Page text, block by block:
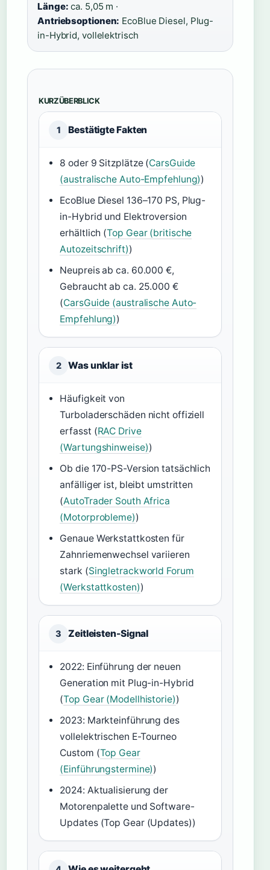
Länge: ca. 5,05 m ·
Antriebsoptionen: EcoBlue Diesel, Plug-
in-Hybrid, vollelektrisch
KURZÜBERBLICK
1 Bestätigte Fakten
8 oder 9 Sitzplätze (CarsGuide
(australische Auto-Empfehlung))
EcoBlue Diesel 136–170 PS, Plug-
in-Hybrid und Elektroversion
erhältlich (Top Gear (britische
Autozeitschrift))
Neupreis ab ca. 60.000 €,
Gebraucht ab ca. 25.000 €
(CarsGuide (australische Auto-
Empfehlung))
2 Was unklar ist
Häufigkeit von
Turboladerschäden nicht offiziell
erfasst (RAC Drive
(Wartungshinweise))
Ob die 170-PS-Version tatsächlich
anfälliger ist, bleibt umstritten
(AutoTrader South Africa
(Motorprobleme))
Genaue Werkstattkosten für
Zahnriemenwechsel variieren
stark (Singletrackworld Forum
(Werkstattkosten))
3 Zeitleisten-Signal
2022: Einführung der neuen
Generation mit Plug-in-Hybrid
(Top Gear (Modellhistorie))
2023: Markteinführung des
vollelektrischen E-Tourneo
Custom (Top Gear
(Einführungstermine))
2024: Aktualisierung der
Motorenpalette und Software-
Updates (Top Gear (Updates))